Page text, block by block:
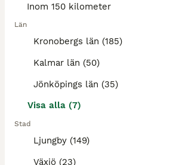
Län
Kronobergs län (185)
Kalmar län (50)
Jönköpings län (35)
Visa alla (7)
Stad
Ljungby (149)
Växjö (23)